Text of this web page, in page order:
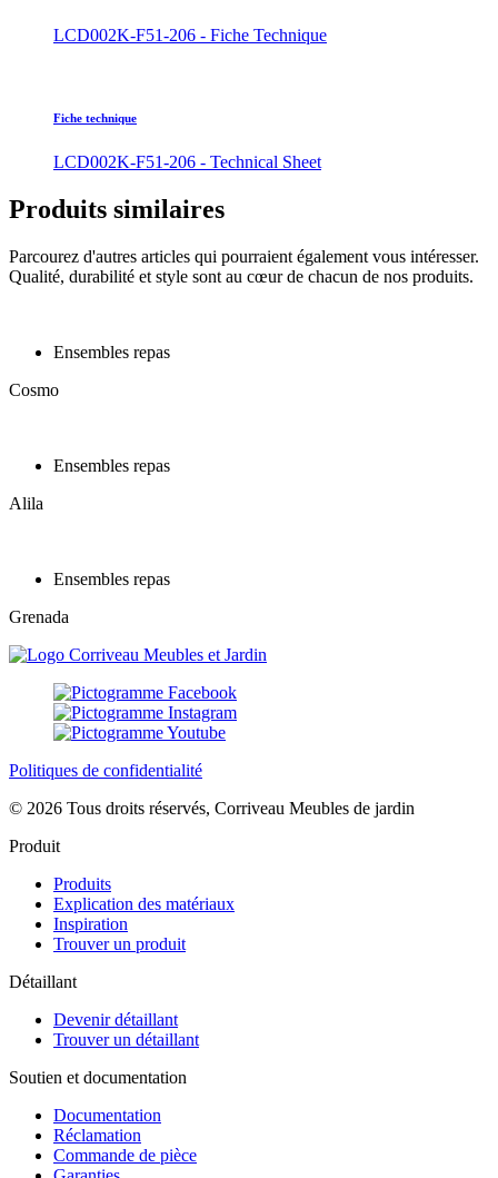
LCD002K-F51-206 - Fiche Technique
Fiche technique
LCD002K-F51-206 - Technical Sheet
Produits similaires
Parcourez d'autres articles qui pourraient également vous intéresser.
Qualité, durabilité et style sont au cœur de chacun de nos produits.
Ensembles repas
Cosmo
Ensembles repas
Alila
Ensembles repas
Grenada
Politiques de confidentialité
© 2026 Tous droits réservés, Corriveau Meubles de jardin
Produit
Produits
Explication des matériaux
Inspiration
Trouver un produit
Détaillant
Devenir détaillant
Trouver un détaillant
Soutien et documentation
Documentation
Réclamation
Commande de pièce